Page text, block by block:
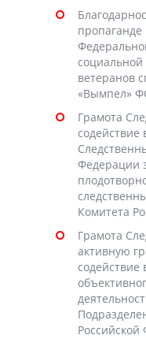
ветеранов
«Вымпел»
Грамота
Федерации
Комитета
Грамота
активную